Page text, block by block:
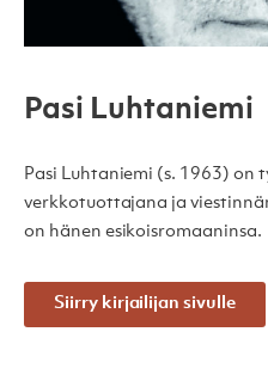
Pasi Luhtaniemi
Pasi Luhtaniemi (s. 1963) on
verkkotuottajana ja
on hänen esikoisromaaninsa.
Siirry kirjailijan sivulle